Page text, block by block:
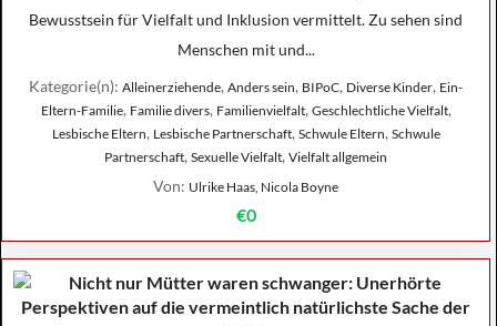
Bewusstsein für Vielfalt und Inklusion vermittelt. Zu sehen sind
Menschen mit und...
Kategorie(n): Alleinerziehende, Anders sein, BIPoC, Diverse Kinder, Ein-
Eltern-Familie, Familie divers, Familienvielfalt, Geschlechtliche Vielfalt,
Lesbische Eltern, Lesbische Partnerschaft, Schwule Eltern, Schwule
Partnerschaft, Sexuelle Vielfalt, Vielfalt allgemein
Von: Ulrike Haas, Nicola Boyne
€0